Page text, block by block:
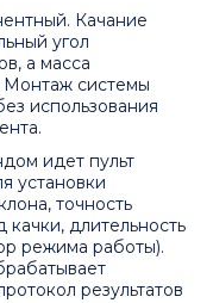
Качание
угол
а масса
Монтаж системы
использования
идет пульт
установки
точность
качки, длительность
режима работы).
результатов